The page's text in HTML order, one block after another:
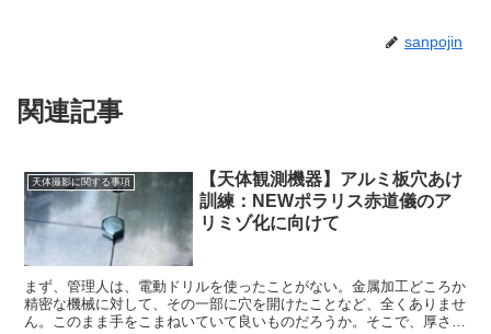
sanpojin
関連記事
天体撮影に関する事項
【天体観測機器】アルミ板穴あけ
訓練：NEWポラリス赤道儀のア
リミゾ化に向けて
まず、管理人は、電動ドリルを使ったことがない。金属加工どころか
精密な機械に対して、その一部に穴を開けたことなど、全くありませ
ん。このまま手をこまねいていて良いものだろうか。そこで、厚さ３